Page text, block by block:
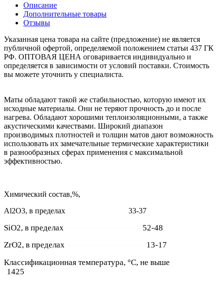
Описание
Дополнительные товары
Отзывы
Указанная цена товара на сайте (предложение) не является
публичной офертой, определяемой положением статьи 437 ГК
РФ. ОПТОВАЯ ЦЕНА оговаривается индивидуально и
определяется в зависимости от условий поставки. Стоимость
вы можете уточнить у специалиста.
Маты обладают такой же стабильностью, которую имеют их
исходные материалы. Они не теряют прочность до и после
нагрева. Обладают хорошими теплоизоляционными, а также
акустическими качествами. Широкий диапазон
производимых плотностей и толщин матов дают возможность
использовать их замечательные термические характеристики
в разнообразных сферах применения с максимальной
эффективностью.
Химический состав,%,
Al2O3, в пределах
33-37
SiO2, в пределах
52-48
ZrO2, в пределах
13-17
Классификационная температура, °С, не выше
1425